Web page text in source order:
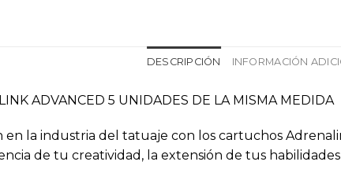
DESCRIPCIÓN INFORMACIÓN
ADVANCED 5 UNIDADES DE LA MISMA MEDIDA
en la industria del tatuaje con los cartuchos
de tu creatividad, la extensión de tus